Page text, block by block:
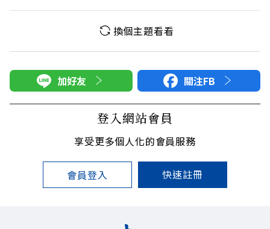
換個主題看看
加好友 關注FB
登入網站會員
享受更多個人化的會員服務
會員登入 快速註冊